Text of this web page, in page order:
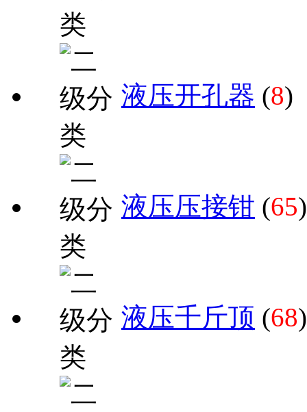
液压开孔器 (8)
液压压接钳 (65)
液压千斤顶 (68)